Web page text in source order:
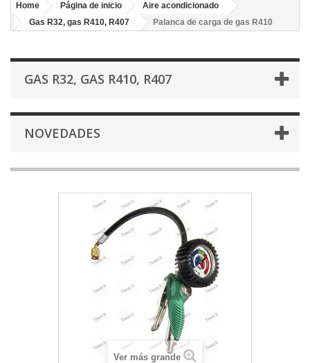
Home Página de inicio
Aire acondicionado
Gas R32, gas R410, R407
Palanca de carga de gas R410
GAS R32, GAS R410, R407
NOVEDADES
Ver más grande